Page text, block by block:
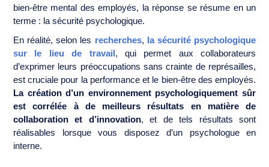
bien-être mental des employés, la réponse se résume en un
terme : la sécurité psychologique.
En réalité, selon les recherches, la sécurité psychologique
sur le lieu de travail, qui permet aux collaborateurs
d’exprimer leurs préoccupations sans crainte de représailles,
est cruciale pour la performance et le bien-être des employés.
La création d’un environnement psychologiquement sûr
est corrélée à de meilleurs résultats en matière de
collaboration et d’innovation, et de tels résultats sont
réalisables lorsque vous disposez d’un psychologue en
interne.